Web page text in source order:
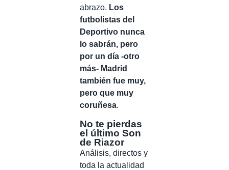
abrazo. Los
futbolistas del
Deportivo nunca
lo sabrán, pero
por un día -otro
más- Madrid
también fue muy,
pero que muy
coruñesa.
No te pierdas
el último Son
de Riazor
Análisis, directos y
toda la actualidad